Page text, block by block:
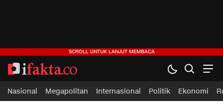
ifakta.co
#pastibenar
Nasional Megapolitan Internasional Politik Ekonomi